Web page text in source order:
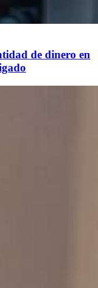
de dinero en